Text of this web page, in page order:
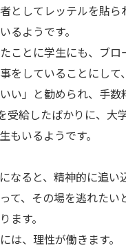
としてレッテルを貼
るようです。
ことに学生にも、ブロ
をしていることにして
い」と勧められ、手数
受給したばかりに、大
もいるようです。
なると、精神的に追い
て、その場を逃れたい
ます。
は、理性が働きます。